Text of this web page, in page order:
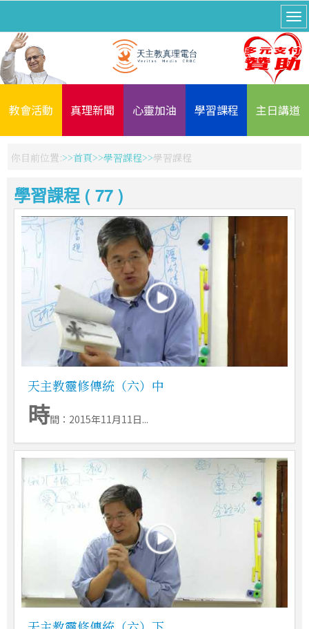
教會活動 真理新聞 心靈加油 學習課程 主日講道
你目前位置: 首頁 學習課程 學習課程
學習課程 ( 77 )
天主教靈修傳統（六）中
時間：2015年11月11日...